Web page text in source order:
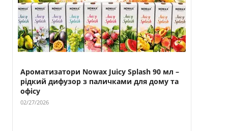
Ароматизатори Nowax Juicy Splash 90 мл –
рідкий дифузор з паличками для дому та
офісу
02/27/2026